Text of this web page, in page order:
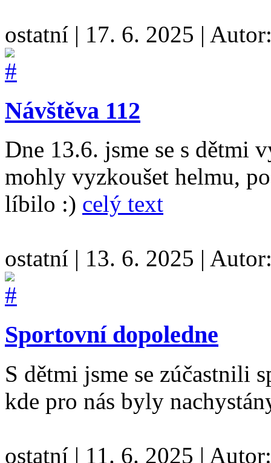
ostatní | 17. 6. 2025 |
Návštěva 112
Dne 13.6. jsme se s dětmi
mohly vyzkoušet helmu,
líbilo :) celý text
ostatní | 13. 6. 2025 |
Sportovní dopoledne
S dětmi jsme se zúčastnili
kde pro nás byly
ostatní | 11. 6. 2025 |